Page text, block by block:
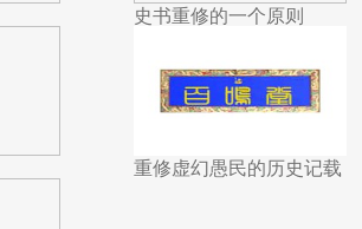
史书重修的一个原则
重修虚幻愚民的历史记载